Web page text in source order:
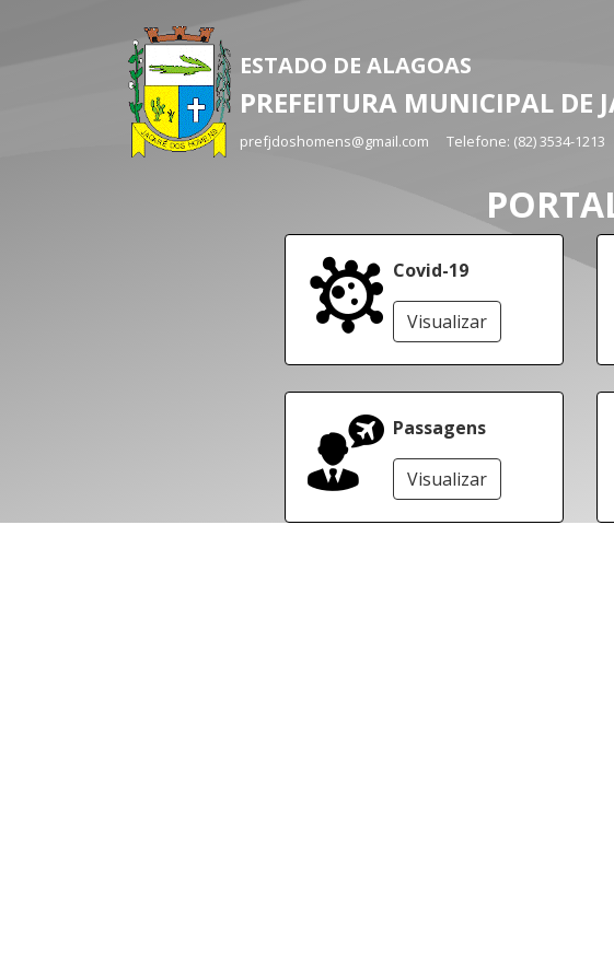
ESTADO DE ALAGOAS
PREFEITURA MUNICIPAL DE
prefjdoshomens@gmail.com Telefone: (82) 3534-1213
Covid-19
Visualizar
Passagens
Visualizar